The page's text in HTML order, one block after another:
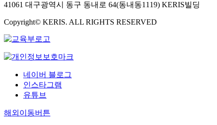
41061 대구광역시 동구 동내로 64(동내동1119) KERIS빌딩
Copyright© KERIS. ALL RIGHTS RESERVED
네이버 블로그
인스타그램
유튜브
해외이동버튼